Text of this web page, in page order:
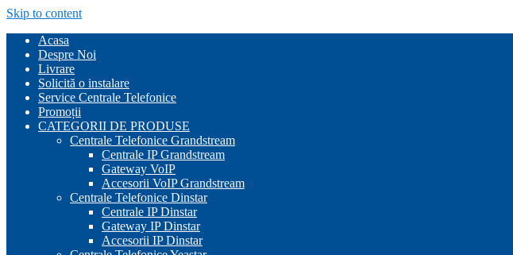
Skip to content
Acasa
Despre Noi
Livrare
Solicită o instalare
Service Centrale Telefonice
Promoții
CATEGORII DE PRODUSE
Centrale Telefonice Grandstream
Centrale IP Grandstream
Gateway VoIP
Accesorii VoIP Grandstream
Centrale Telefonice Dinstar
Centrale IP Dinstar
Gateway IP Dinstar
Accesorii IP Dinstar